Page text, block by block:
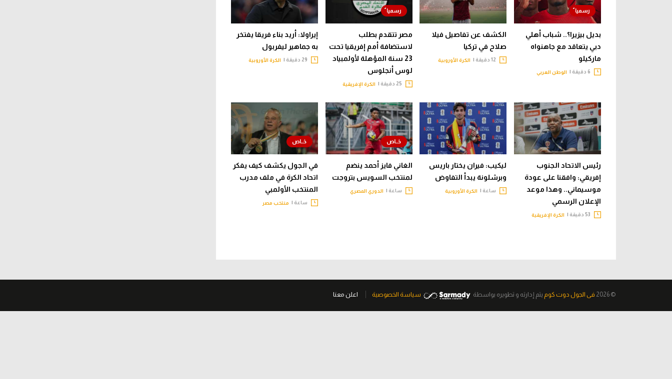
بديل بيزيرا؟.. شباب أهلي
دبي يتعاقد مع جاهنواه
ماركيلو
الوطن العربي
الكشف عن تفاصيل فيلا
صلاح في تركيا
الكرة الأوروبية
مصر تتقدم بطلب
لاستضافة أمم إفريقيا تحت
23 سنة المؤهلة لأولمبياد
لوس أنجلوس
الكرة الإفريقية
إيراولا: أريد بناء فريقا يفتخر
به جماهير ليفربول
الكرة الأوروبية
رئيس الاتحاد الجنوب
إفريقي: وافقنا على عودة
موسيماني.. وهذا موعد
الإعلان الرسمي
الكرة الإفريقية
ليكيب: فيران يختار باريس
وبرشلونة يبدأ التفاوض
ساعة | الكرة الأوروبية
الغاني فايز أحمد ينضم
لمنتخب السويس بتروجت
ساعة | الدوري المصري
في الجول يكشف كيف يفكر
اتحاد الكرة في ملف مدرب
المنتخب الأولمبي
ساعة | منتخب مصر
© 2026 فى الجول دوت كوم يتم إدارته و تطويره بواسطة سياسة الخصوصية اعلن معنا